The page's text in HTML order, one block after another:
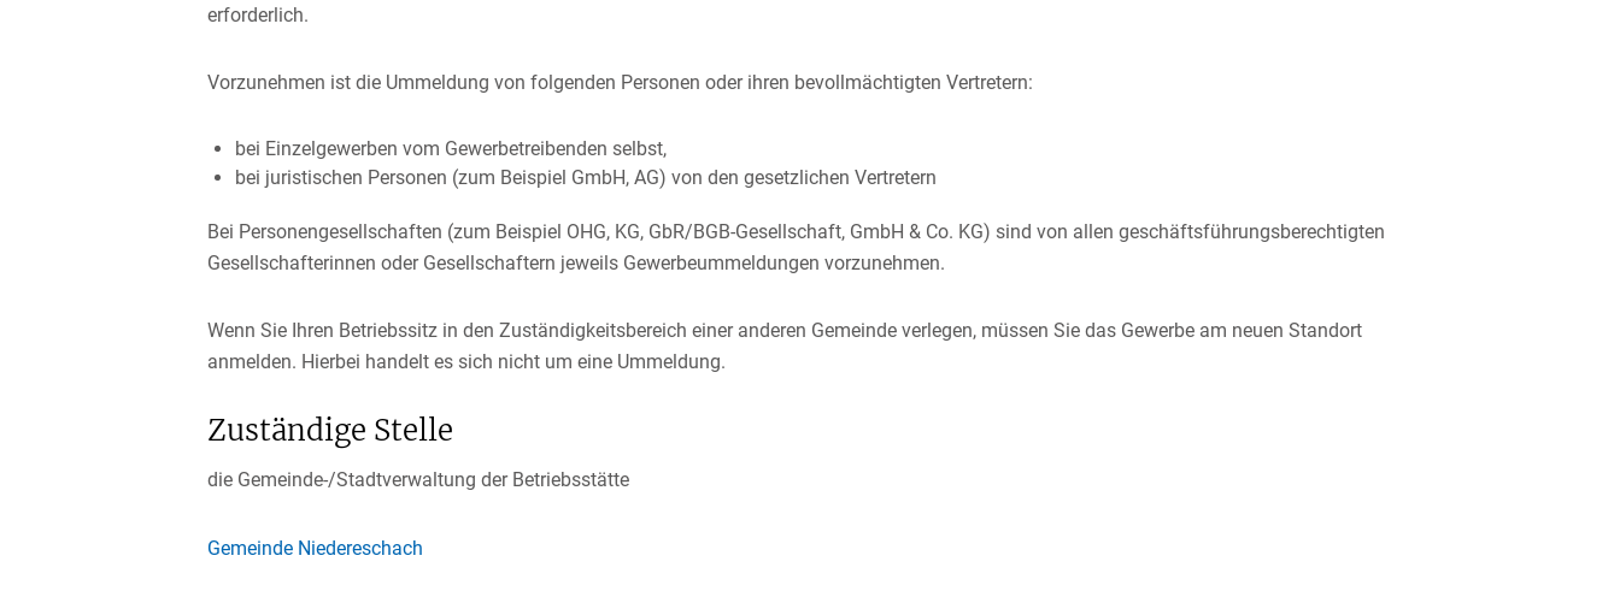
erforderlich.
Vorzunehmen ist die Ummeldung von folgenden Personen oder ihren bevollmächtigten Vertretern:
bei Einzelgewerben vom Gewerbetreibenden selbst,
bei juristischen Personen (zum Beispiel GmbH, AG) von den gesetzlichen Vertretern
Bei Personengesellschaften (zum Beispiel OHG, KG, GbR/BGB-Gesellschaft, GmbH & Co. KG) sind von allen geschäftsführungsberechtigten
Gesellschafterinnen oder Gesellschaftern jeweils Gewerbeummeldungen vorzunehmen.
Wenn Sie Ihren Betriebssitz in den Zuständigkeitsbereich einer anderen Gemeinde verlegen, müssen Sie das Gewerbe am neuen Standort
anmelden. Hierbei handelt es sich nicht um eine Ummeldung.
Zuständige Stelle
die Gemeinde-/Stadtverwaltung der Betriebsstätte
Gemeinde Niedereschach